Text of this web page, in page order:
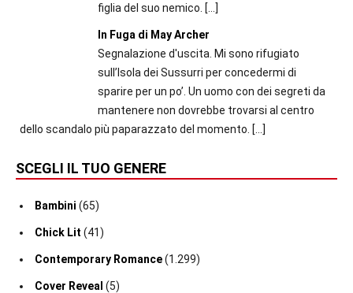
figlia del suo nemico. […]
In Fuga di May Archer
Segnalazione d'uscita. Mi sono rifugiato
sull’Isola dei Sussurri per concedermi di
sparire per un po’. Un uomo con dei segreti da
mantenere non dovrebbe trovarsi al centro
dello scandalo più paparazzato del momento. […]
SCEGLI IL TUO GENERE
Bambini (65)
Chick Lit (41)
Contemporary Romance(1.299)
Cover Reveal (5)